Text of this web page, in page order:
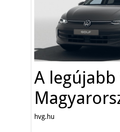
A legújabb
hvg.hu